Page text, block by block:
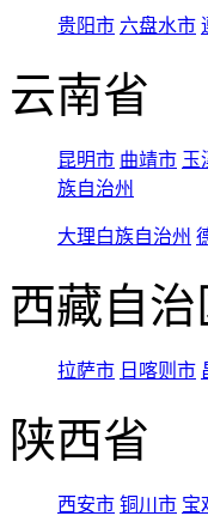
贵阳市 六盘水市
云南省
昆明市 曲靖市 玉
族自治州
大理白族自治州
西藏自治
拉萨市 日喀则市
陕西省
西安市 铜川市 宝